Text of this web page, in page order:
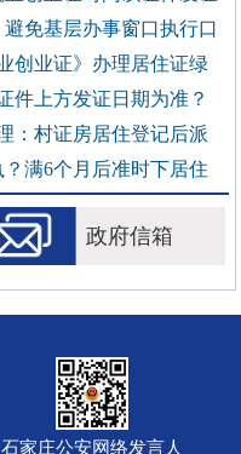
政府信箱
石家庄公安网络发言人